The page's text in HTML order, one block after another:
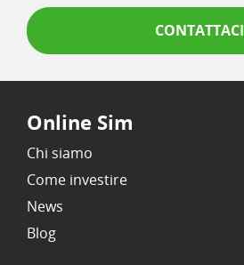
CONTATTACI
Online Sim
Chi siamo
Come investire
News
Blog